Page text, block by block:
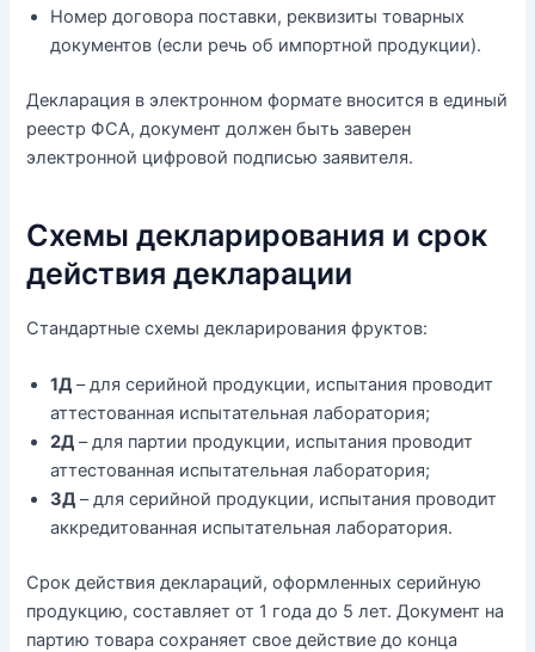
Номер договора поставки, реквизиты товарных
документов (если речь об импортной продукции).
Декларация в электронном формате вносится в единый
реестр ФСА, документ должен быть заверен
электронной цифровой подписью заявителя.
Схемы декларирования и срок
действия декларации
Стандартные схемы декларирования фруктов:
1Д – для серийной продукции, испытания проводит
аттестованная испытательная лаборатория;
2Д – для партии продукции, испытания проводит
аттестованная испытательная лаборатория;
3Д – для серийной продукции, испытания проводит
аккредитованная испытательная лаборатория.
Срок действия деклараций, оформленных серийную
продукцию, составляет от 1 года до 5 лет. Документ на
партию товара сохраняет свое действие до конца